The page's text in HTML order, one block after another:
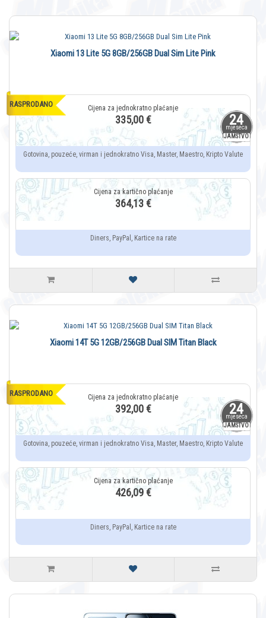
24
mjeseca
JAMSTVO
RASPRODANO
Xiaomi 13 Lite 5G 8GB/256GB Dual Sim Lite Pink
335,00 €
Gotovina, pouzeće, virman i jednokratno Visa, Master, Maestro, Kripto Valute
364,13 €
Diners, PayPal, Kartice na rate
24
mjeseca
JAMSTVO
RASPRODANO
Xiaomi 14T 5G 12GB/256GB Dual SIM Titan Black
392,00 €
Gotovina, pouzeće, virman i jednokratno Visa, Master, Maestro, Kripto Valute
426,09 €
Diners, PayPal, Kartice na rate